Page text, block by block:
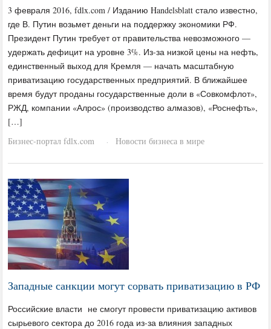
3 февраля 2016, fdlx.com / Изданию Handelsblatt стало известно,
где В. Путин возьмет деньги на поддержку экономики РФ.
Президент Путин требует от правительства невозможного —
удержать дефицит на уровне 3%. Из-за низкой цены на нефть,
единственный выход для Кремля — начать масштабную
приватизацию государственных предприятий. В ближайшее
время будут проданы государственные доли в «Совкомфлот»,
РЖД, компании «Алрос» (производство алмазов), «Роснефть»,
[…]
Бизнес-портал fdlx.com
· Новости бизнеса в мире
Западные санкции могут сорвать приватизацию в РФ
Российские власти не смогут провести приватизацию активов
сырьевого сектора до 2016 года из-за влияния западных